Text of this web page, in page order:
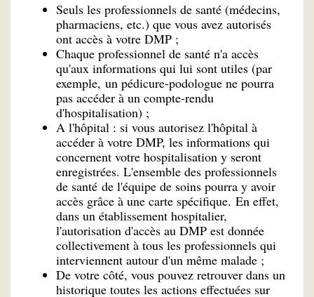
Seuls les professionnels de santé (médecins,
pharmaciens, etc.) que vous avez autorisés
ont accès à votre DMP ;
Chaque professionnel de santé n'a accès
qu'aux informations qui lui sont utiles (par
exemple, un pédicure-podologue ne pourra
pas accéder à un compte-rendu
d'hospitalisation) ;
A l'hôpital : si vous autorisez l'hôpital à
accéder à votre DMP, les informations qui
concernent votre hospitalisation y seront
enregistrées. L'ensemble des professionnels
de santé de l'équipe de soins pourra y avoir
accès grâce à une carte spécifique. En effet,
dans un établissement hospitalier,
l'autorisation d'accès au DMP est donnée
collectivement à tous les professionnels qui
interviennent autour d'un même malade ;
De votre côté, vous pouvez retrouver dans un
historique toutes les actions effectuées sur